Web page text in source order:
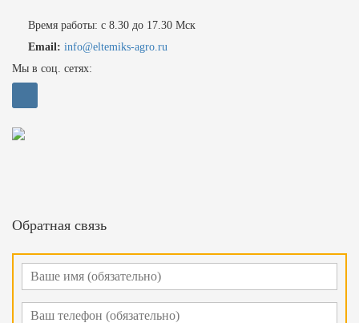
Время работы: с 8.30 до 17.30 Мск
Email: info@eltemiks-agro.ru
Мы в соц. сетях:
Обратная связь